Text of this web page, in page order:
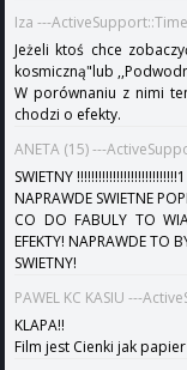
Iza ---
Jeżeli ktoś chce
kosmiczną"lub
W porównaniu z nimi
chodzi o efekty.
ANETA (15) ---
SWIETNY !!!!!!!!!!!!!!!!!!!!!!!!!!!!1
NAPRAWDE SWIETNE
CO DO FABULY TO
EFEKTY! NAPRAWDE TO
SWIETNY!
PAWEL KC KASIU ---
KLAPA!!
Film jest Cienki jak papier